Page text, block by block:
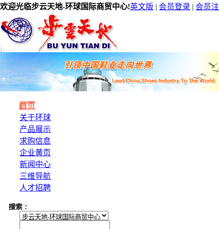
欢迎光临步云天地-环球国际商贸中心!英文版 | 会员登录 | 会员
首页
关于环球
产品展示
求购信息
企业黄页
新闻中心
三维导航
人才招聘